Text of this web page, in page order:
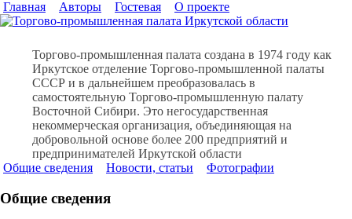
Главная Авторы Гостевая О проекте
Торгово-промышленная палата создана в 1974 году как
Иркутское отделение Торгово-промышленной палаты
СССР и в дальнейшем преобразовалась в
самостоятельную Торгово-промышленную палату
Восточной Сибири. Это негосударственная
некоммерческая организация, объединяющая на
добровольной основе более 200 предприятий и
предпринимателей Иркутской области
Общие сведения
Новости, статьи Фотографии
Общие сведения